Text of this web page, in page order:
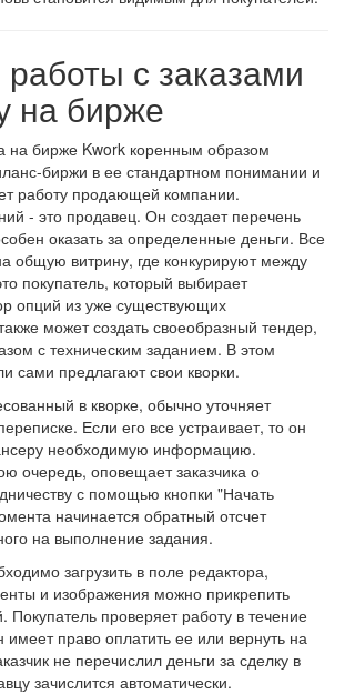
с заказами
на бирже
на бирже Kwork коренным образом
биржи в ее стандартном понимании и
работу продающей компании.
- это продавец. Он создает перечень
оказать за определенные деньги. Все
общую витрину, где конкурируют между
покупатель, который выбирает
опций из уже существующих
может создать своеобразный тендер,
с техническим заданием. В этом
сами предлагают свои кворки.
в кворке, обычно уточняет
Если его все устраивает, то он
необходимую информацию.
очередь, оповещает заказчика о
с помощью кнопки "Начать
начинается обратный отсчет
на выполнение задания.
загрузить в поле редактора,
и изображения можно прикрепить
Покупатель проверяет работу в течение
право оплатить ее или вернуть на
не перечислил деньги за сделку в
зачислится автоматически.